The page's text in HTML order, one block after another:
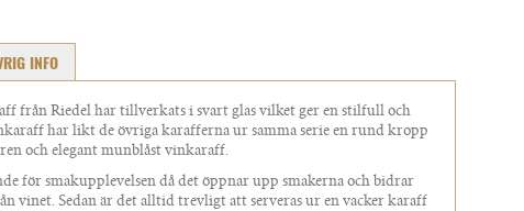
INFO
från Riedel har tillverkats i svart glas vilket ger en stilfull och
har likt de övriga karafferna ur samma serie en rund kropp
och elegant munblåst vinkaraff.
för smakupplevelsen då det öppnar upp smakerna och bidrar
vinet. Sedan är det alltid trevligt att serveras ur en vacker karaff